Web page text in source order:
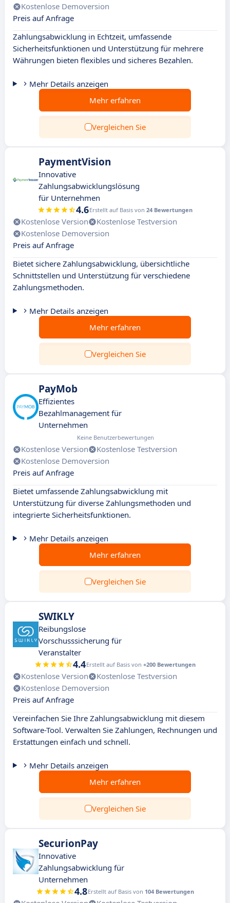
Kostenlose Demoversion
Preis auf Anfrage
Zahlungsabwicklung in Echtzeit, umfassende
Sicherheitsfunktionen und Unterstützung für mehrere
Währungen bieten flexibles und sicheres Bezahlen.
Mehr Details anzeigen
Mehr erfahren
Vergleichen Sie
PaymentVision
Innovative
Zahlungsabwicklungslösung
für Unternehmen
4.6Erstellt auf Basis von 24 Bewertungen
Kostenlose Version
Kostenlose Testversion
Kostenlose Demoversion
Preis auf Anfrage
Bietet sichere Zahlungsabwicklung, übersichtliche
Schnittstellen und Unterstützung für verschiedene
Zahlungsmethoden.
Mehr Details anzeigen
Mehr erfahren
Vergleichen Sie
PayMob
Effizientes
Bezahlmanagement für
Unternehmen
Keine Benutzerbewertungen
Kostenlose Version
Kostenlose Testversion
Kostenlose Demoversion
Preis auf Anfrage
Bietet umfassende Zahlungsabwicklung mit
Unterstützung für diverse Zahlungsmethoden und
integrierte Sicherheitsfunktionen.
Mehr Details anzeigen
Mehr erfahren
Vergleichen Sie
SWIKLY
Reibungslose
Vorschusssicherung für
Veranstalter
4.4Erstellt auf Basis von +200 Bewertungen
Kostenlose Version
Kostenlose Testversion
Kostenlose Demoversion
Preis auf Anfrage
Vereinfachen Sie Ihre Zahlungsabwicklung mit diesem
Software-Tool. Verwalten Sie Zahlungen, Rechnungen und
Erstattungen einfach und schnell.
Mehr Details anzeigen
Mehr erfahren
Vergleichen Sie
SecurionPay
Innovative
Zahlungsabwicklung für
Unternehmen
4.8Erstellt auf Basis von 104 Bewertungen